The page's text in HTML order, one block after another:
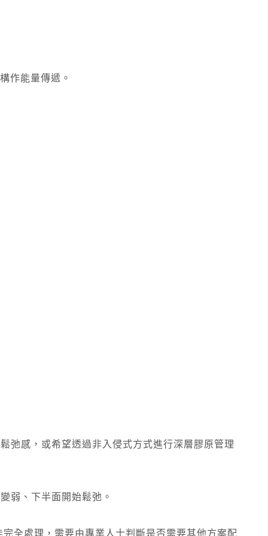
作能量傳遞。
弛感，或希望透過非入侵式方式進行深層膠原管理
弱、下半面開始鬆弛。